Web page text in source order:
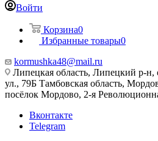
Войти
Корзина0
Избранные товары0
kormushka48@mail.ru
Липецкая область, Липецкий р-
ул., 79Б Тамбовская область,
посёлок Мордово, 2-я
Вконтакте
Telegram